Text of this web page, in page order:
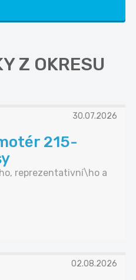
Z OKRESU
30.07.2026
215-
reprezentativní\ho a
02.08.2026